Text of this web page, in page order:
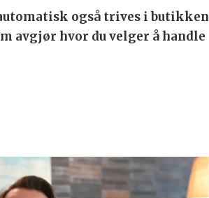
også trives i butikken
avgjør hvor du velger å handle